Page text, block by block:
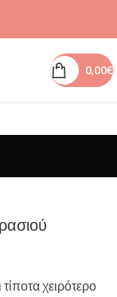
0,00€
χειρότερο